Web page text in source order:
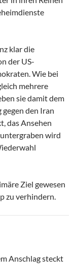
klar die
der US-
Wie bei
mehrere
sie damit dem
den Iran
das Ansehen
wird
Ziel gewesen
zu verhindern.
Anschlag steckt